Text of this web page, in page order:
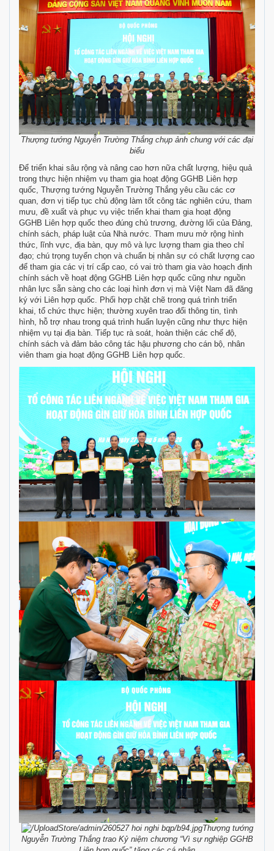
Thượng tướng Nguyễn Trường Thắng chụp ảnh chung với các đại
biểu
Để triển khai sâu rộng và nâng cao hơn nữa chất lượng, hiệu quả
trong thực hiện nhiệm vụ tham gia hoạt động GGHB Liên hợp
quốc, Thượng tướng Nguyễn Trường Thắng yêu cầu các cơ
quan, đơn vị tiếp tục chủ động làm tốt công tác nghiên cứu, tham
mưu, đề xuất và phục vụ việc triển khai tham gia hoạt động
GGHB Liên hợp quốc theo đúng chủ trương, đường lối của Đảng,
chính sách, pháp luật của Nhà nước. Tham mưu mở rộng hình
thức, lĩnh vực, địa bàn, quy mô và lực lượng tham gia theo chỉ
đạo; chú trọng tuyển chọn và chuẩn bị nhân sự có chất lượng cao
để tham gia các vị trí cấp cao, có vai trò tham gia vào hoạch định
chính sách về hoạt động GGHB Liên hợp quốc cũng như nguồn
nhân lực sẵn sàng cho các loại hình đơn vị mà Việt Nam đã đăng
ký với Liên hợp quốc. Phối hợp chặt chẽ trong quá trình triển
khai, tổ chức thực hiện; thường xuyên trao đổi thông tin, tình
hình, hỗ trợ nhau trong quá trình huấn luyện cũng như thực hiện
nhiệm vụ tại địa bàn. Tiếp tục rà soát, hoàn thiện các chế độ,
chính sách và đảm bảo công tác hậu phương cho cán bộ, nhân
viên tham gia hoạt động GGHB Liên hợp quốc.
Thượng tướng
Nguyễn Trường Thắng trao Kỷ niệm chương “Vì sự nghiệp GGHB